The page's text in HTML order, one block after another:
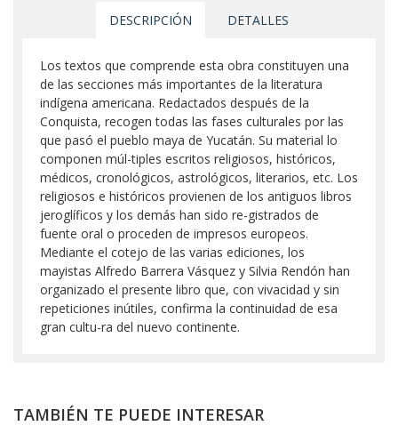
DESCRIPCIÓN DETALLES
Los textos que comprende esta obra constituyen una
de las secciones más importantes de la literatura
indígena americana. Redactados después de la
Conquista, recogen todas las fases culturales por las
que pasó el pueblo maya de Yucatán. Su material lo
componen múl-tiples escritos religiosos, históricos,
médicos, cronológicos, astrológicos, literarios, etc. Los
religiosos e históricos provienen de los antiguos libros
jeroglíficos y los demás han sido re-gistrados de
fuente oral o proceden de impresos europeos.
Mediante el cotejo de las varias ediciones, los
mayistas Alfredo Barrera Vásquez y Silvia Rendón han
organizado el presente libro que, con vivacidad y sin
repeticiones inútiles, confirma la continuidad de esa
gran cultu-ra del nuevo continente.
TAMBIÉN TE PUEDE INTERESAR